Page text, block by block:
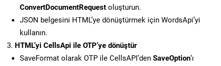
ConvertDocumentRequest oluşturun.
JSON belgesini HTML’ye dönüştürmek için WordsApi’yi
kullanın.
HTML’yi CellsApi ile OTP’ye dönüştür
SaveFormat olarak OTP ile CellsAPI’den SaveOption‘ı